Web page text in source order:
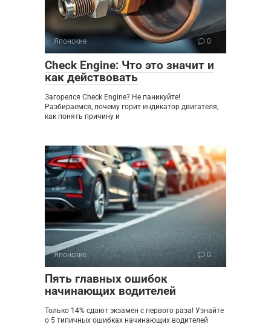
Японские 0
Check Engine: Что это значит и
как действовать
Загорелся Check Engine? Не паникуйте!
Разбираемся, почему горит индикатор двигателя,
как понять причину и
Японские 0
Пять главных ошибок
начинающих водителей
Только 14% сдают экзамен с первого раза! Узнайте
о 5 типичных ошибках начинающих водителей